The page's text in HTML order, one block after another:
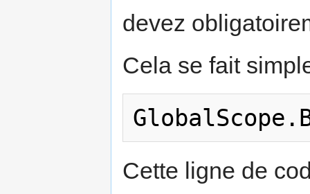
devez
Cela se fait
Cette ligne de